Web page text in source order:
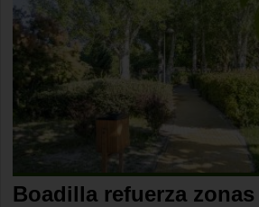
Boadilla refuerza